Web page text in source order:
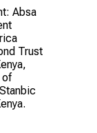
Absa
Trust
of